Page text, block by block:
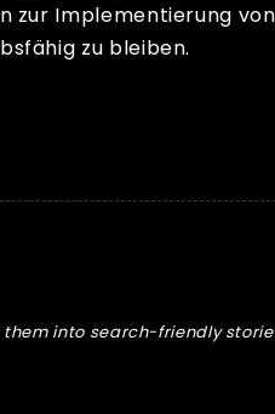
Implementierung
zu bleiben.
into search-friendly